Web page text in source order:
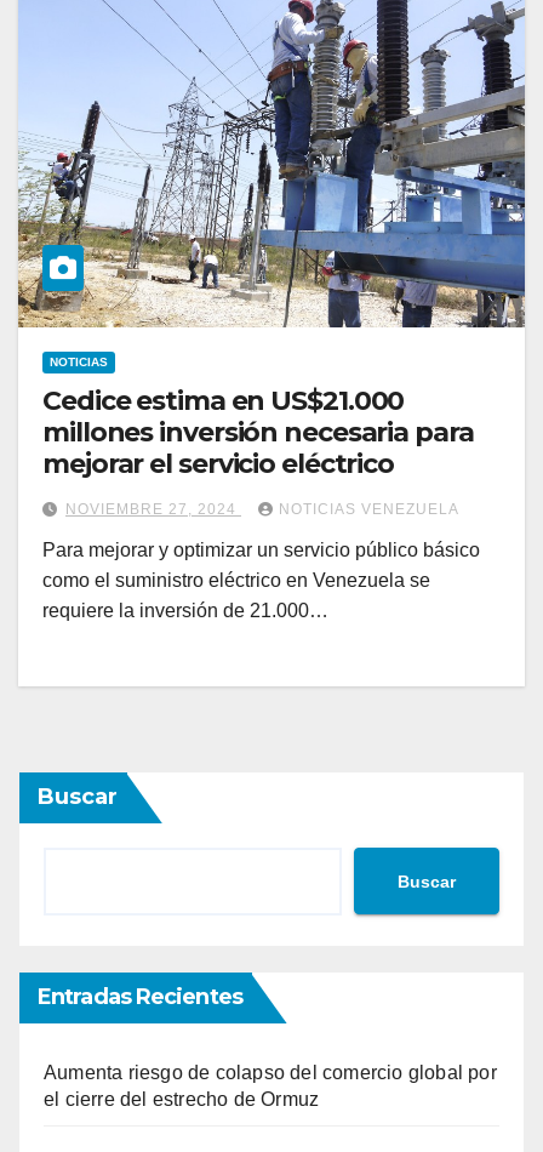
NOTICIAS
Cedice estima en US$21.000
millones inversión necesaria para
mejorar el servicio eléctrico
NOVIEMBRE 27, 2024 NOTICIAS VENEZUELA
Para mejorar y optimizar un servicio público básico
como el suministro eléctrico en Venezuela se
requiere la inversión de 21.000…
Buscar
Buscar
Entradas Recientes
Aumenta riesgo de colapso del comercio global por
el cierre del estrecho de Ormuz